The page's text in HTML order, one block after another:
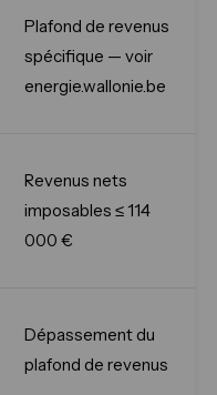
Plafond de revenus
spécifique — voir
energie.wallonie.be
Revenus nets
imposables ≤ 114
000 €
Dépassement du
plafond de revenus